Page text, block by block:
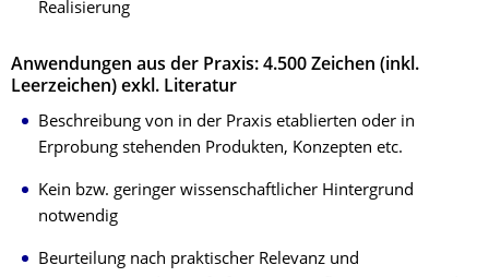
Realisierung
Anwendungen aus der Praxis: 4.500 Zeichen (inkl.
Leerzeichen) exkl. Literatur
Beschreibung von in der Praxis etablierten oder in
Erprobung stehenden Produkten, Konzepten etc.
Kein bzw. geringer wissenschaftlicher Hintergrund
notwendig
Beurteilung nach praktischer Relevanz und